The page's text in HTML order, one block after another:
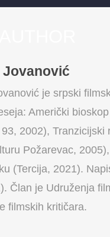
Jovanović
je srpski
Američki
2002),
Požarevac,
(Tercija, 2021).
Član je Udruženja
filmskih kritičara.